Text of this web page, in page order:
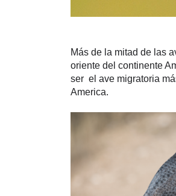
Más de la mitad de las
oriente del continente
ser  el ave migratoria
America.